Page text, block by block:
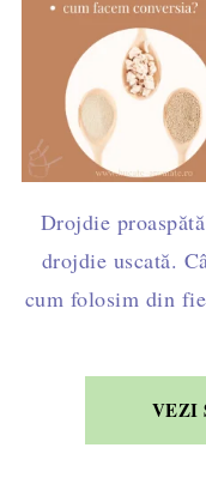
Drojdie
drojdie uscată.
cum folosim din
VEZI